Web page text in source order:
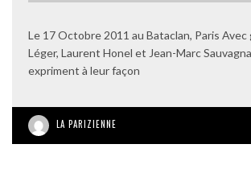
Le 17 Octobre 2011 au Bataclan, Paris Avec
Léger, Laurent Honel et Jean-Marc
expriment à leur façon
LA PARIZIENNE